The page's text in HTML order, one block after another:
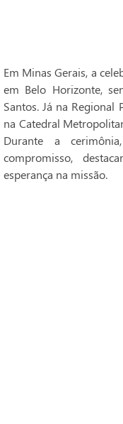
Em Minas Gerais, a
em Belo Horizonte,
Santos. Já na Regional
na Catedral
Durante a
compromisso,
esperança na missão.